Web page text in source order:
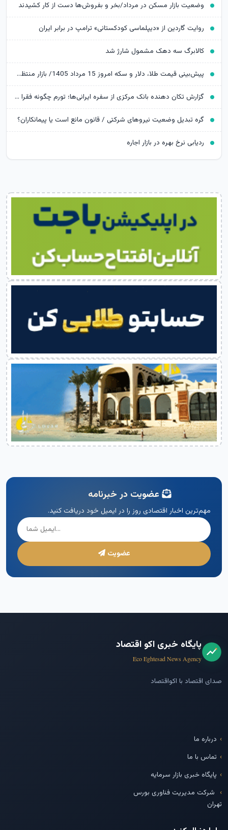
وضعیت بازار مسکن در مرداد/بخر و بفروش‌ها دست از کار کشیدند
روایت گاردین از «دیپلماسی کودکستانی» ترامپ در برابر ایران
کالابرگ سه دهک مشمول شارژ شد
پیش‌بینی قیمت طلا، دلار و سکه امروز 15 مرداد 1405/ بازار منتظر مذاکرات تنگه هرمز
گزارش تکان‌ دهنده بانک مرکزی از سفره ایرانی‌ها؛ تورم چگونه فقرا را فقیرتر کرد؟
گره تبدیل وضعیت نیروهای شرکتی / قانون مانع است یا پیمانکاران؟
ردیابی نرخ بهره در بازار اجاره
عضویت در خبرنامه
مهم‌ترین اخبار اقتصادی روز را در ایمیل خود دریافت کنید.
عضویت
پایگاه خبری اکو اقتصاد
Eco Eghtesad News Agency
صدای اقتصاد با اکواقتصاد
درباره ما
تماس با ما
پایگاه خبری بازار سرمایه
شرکت مدیریت فناوری بورس
تهران